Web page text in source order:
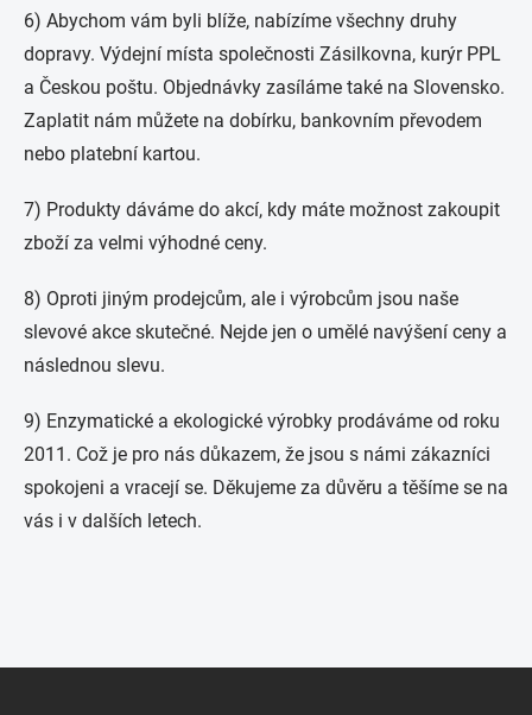
6) Abychom vám byli blíže, nabízíme všechny druhy
dopravy. Výdejní místa společnosti Zásilkovna, kurýr PPL
a Českou poštu. Objednávky zasíláme také na Slovensko.
Zaplatit nám můžete na dobírku, bankovním převodem
nebo platební kartou.
7) Produkty dáváme do akcí, kdy máte možnost zakoupit
zboží za velmi výhodné ceny.
8) Oproti jiným prodejcům, ale i výrobcům jsou naše
slevové akce skutečné. Nejde jen o umělé navýšení ceny a
následnou slevu.
9) Enzymatické a ekologické výrobky prodáváme od roku
2011. Což je pro nás důkazem, že jsou s námi zákazníci
spokojeni a vracejí se. Děkujeme za důvěru a těšíme se na
vás i v dalších letech.